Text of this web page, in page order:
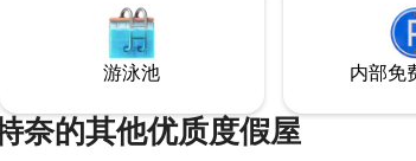
游泳池 内部免
奈的其他优质度假屋